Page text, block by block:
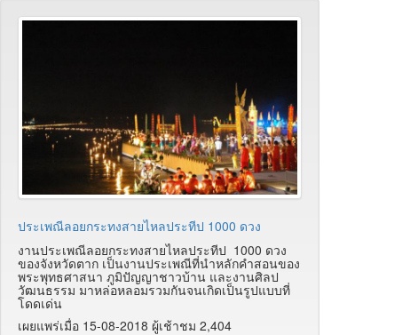
ประเพณีลอยกระทงสายไหลประทีป 1000 ดวง
งานประเพณีลอยกระทงสายไหลประทีป 1000 ดวง
ของจังหวัดตาก เป็นงานประเพณีที่นำหลักคำสอนของ
พระพุทธศาสนา ภูมิปัญญาชาวบ้าน และงานศิลป
วัฒนธรรม มาหล่อหลอมรวมกันจนเกิดเป็นรูปแบบที่
โดดเด่น
เผยแพร่เมื่อ 15-08-2018 ผู้เช้าชม 2,404